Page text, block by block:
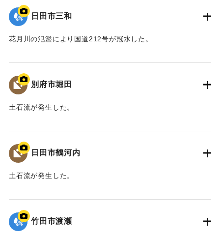
防整備を行う」治水対策案を、模型実験により地元住民と確
認し合意を経て、整備方針として決定した。
景観保全など多分野にわたる検討を、国土交通省、中津市な
平成30年11月 国土交通省山国川河川事務所
中津市
【出典：碑文】
｜固有コード:09922073
日田市三和
花月川の氾濫により国道212号が冠水した。
｜固有コード:09922063
別府市堀田
土石流が発生した。
｜固有コード:09922062
日田市鶴河内
土石流が発生した。
｜固有コード:09922061
竹田市渡瀬